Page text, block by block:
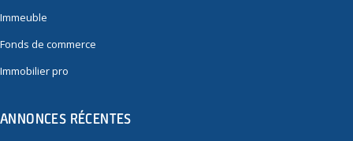
Immeuble
Fonds de commerce
Immobilier pro
ANNONCES RÉCENTES